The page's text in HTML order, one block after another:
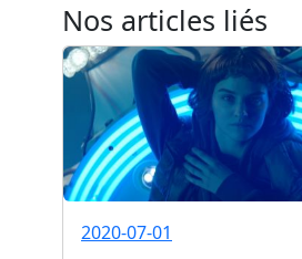
Nos articles liés
2020-07-01